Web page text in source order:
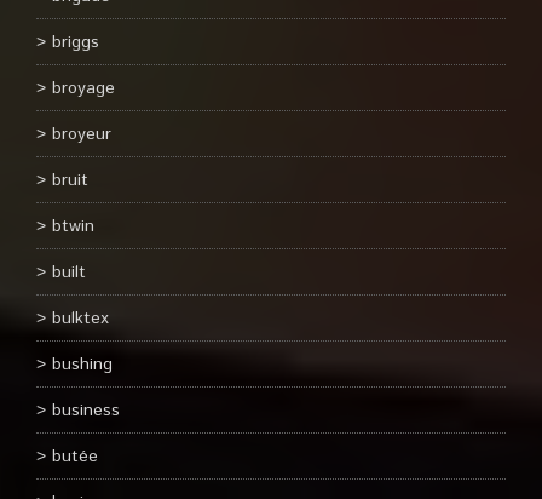
briggs
broyage
broyeur
bruit
btwin
built
bulktex
bushing
business
butée